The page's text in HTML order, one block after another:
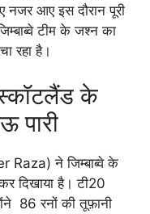
नजर आए इस दौरान पूरी
टीम के जश्न का
रहा है।
के
पारी
Raza) ने जिम्बाब्वे के
दिखाया है। टी20
86 रनों की तूफ़ानी